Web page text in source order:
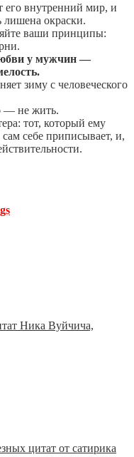
его внутренний мир, и
лишена окраски.
ваши принципы:
у мужчин —
зиму с человеческого
— не жить.
тот, который ему
себе приписывает, и,
Ника Вуйчича,
цитат от сатирика